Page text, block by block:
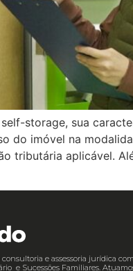
storage, sua
do imóvel na
tributária aplicável.
e assessoria jurídica
e Sucessões Familiares.